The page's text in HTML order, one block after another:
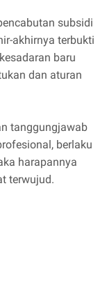
subsidi
akhirnya terbukti
baru
dan aturan
tanggungjawab
berlaku
harapannya
terwujud.